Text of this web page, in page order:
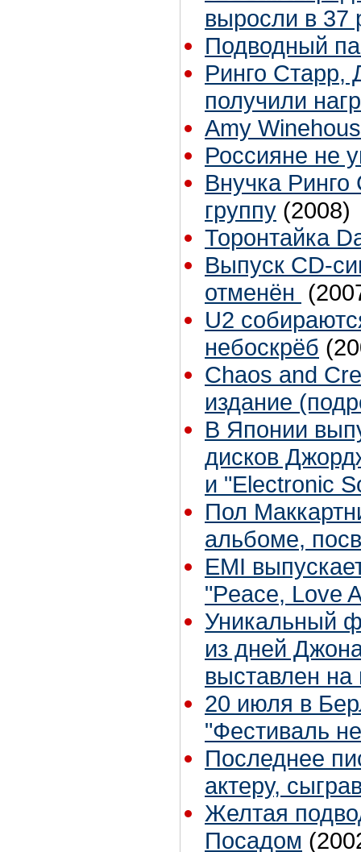
выросли в 37
Подводный
Ринго Старр,
получили
Amy
Россияне не
Внучка Ринго
группу (2008)
Торонтайка
Выпуск CD-
отменён
U2
небоскрёб
Chaos and
издание
В Японии
дисков
и "Electronic
Пол
альбоме,
EMI
"Peace, Love
Уникальный
из дней
выставлен
20 июля в
"Фестиваль
Последнее
актеру,
Желтая
Посадом